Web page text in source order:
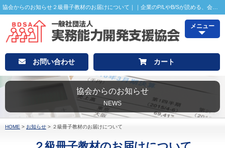
メニュー
お問い合わせ カート
協会からのお知らせ
NEWS
HOME > お知らせ > ２級冊子教材のお届けについて